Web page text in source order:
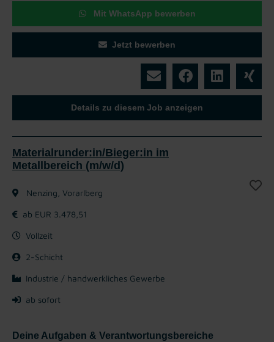
Mit WhatsApp bewerben
Jetzt bewerben
Details zu diesem Job anzeigen
Materialrunder:in/Bieger:in im
Metallbereich (m/w/d)
Nenzing, Vorarlberg
ab EUR 3.478,51
Vollzeit
2-Schicht
Industrie / handwerkliches Gewerbe
ab sofort
Deine Aufgaben & Verantwortungsbereiche